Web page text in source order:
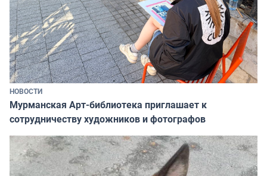
НОВОСТИ
Мурманская Арт-библиотека приглашает к
сотрудничеству художников и фотографов